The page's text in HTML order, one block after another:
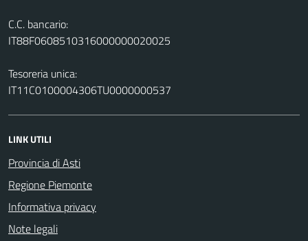
C.C. bancario:
IT88F0608510316000000020025
Tesoreria unica:
IT11C0100004306TU0000000537
LINK UTILI
Provincia di Asti
Regione Piemonte
Informativa privacy
Note legali